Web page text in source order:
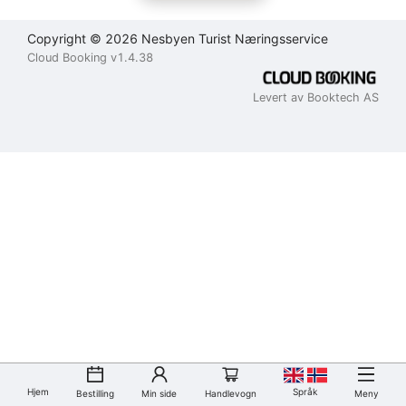
Copyright © 2026 Nesbyen Turist Næringsservice
Cloud Booking v1.4.38
Levert av Booktech AS
Hjem Bestilling Min side Handlevogn Språk Meny